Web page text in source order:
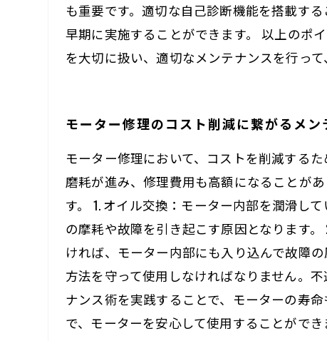
も重要です。適切な自己診断機能を搭載す
早期に実施することができます。 以上のポ
を大切に扱い、適切なメンテナンスを行っ
モーター修理のコスト削減に繋がるメン
モーター修理において、コストを削減する
磨耗が進み、修理費用も高額になることが
す。 1. オイル交換：モーター内部を潤滑し
の摩耗や故障を引き起こす原因となります
ければ、モーター内部にも入り込んで故障
方法を守って使用しなければなりません。
ナンス術を実践することで、モーターの寿
で、モーターを安心して使用することができ